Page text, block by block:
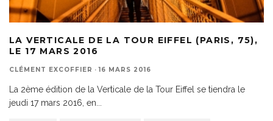
LA VERTICALE DE LA TOUR EIFFEL (PARIS, 75),
LE 17 MARS 2016
CLÉMENT EXCOFFIER · 16 MARS 2016
La 2ème édition de la Verticale de la Tour Eiffel se tiendra le
jeudi 17 mars 2016, en...